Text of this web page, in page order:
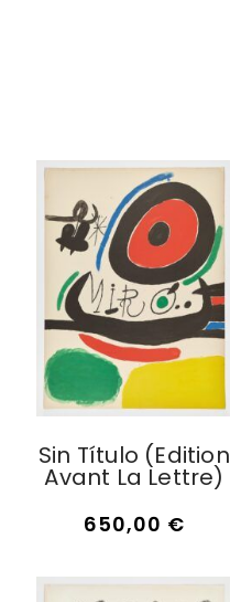
Sin Título (edition
Avant La Lettre)
650,00 €